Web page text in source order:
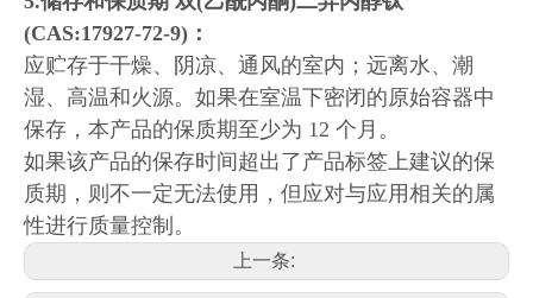
(CAS:17927-72-9)：
应贮存于干燥、阴凉、通风的室内；远离水、潮
湿、高温和火源。如果在室温下密闭的原始容器中
保存，本产品的保质期至少为 12 个月。
如果该产品的保存时间超出了产品标签上建议的保
质期，则不一定无法使用，但应对与应用相关的属
性进行质量控制。
上一条: